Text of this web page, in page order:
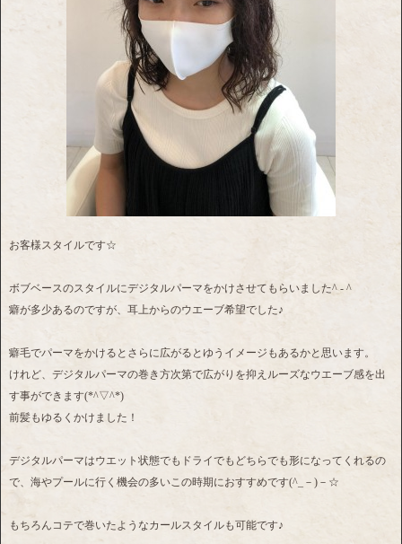
お客様スタイルです☆
ボブベースのスタイルにデジタルパーマをかけさせてもらいました^ - ^
癖が多少あるのですが、耳上からのウエーブ希望でした♪
癖毛でパーマをかけるとさらに広がるとゆうイメージもあるかと思います。
けれど、デジタルパーマの巻き方次第で広がりを抑えルーズなウエーブ感を出
す事ができます(*^▽^*)
前髪もゆるくかけました！
デジタルパーマはウエット状態でもドライでもどちらでも形になってくれるの
で、海やプールに行く機会の多いこの時期におすすめです(^_－)－☆
もちろんコテで巻いたようなカールスタイルも可能です♪